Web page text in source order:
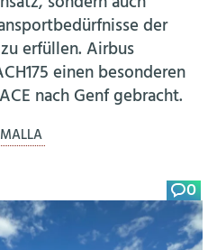
der
erfüllen. Airbus
einen besonderen
nach Genf gebracht.
0